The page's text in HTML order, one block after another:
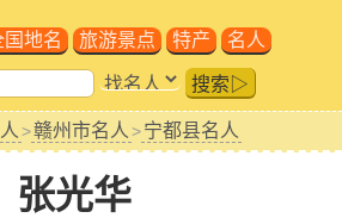
国地名 旅游景点 特产 名人
搜索▷
>赣州市名人 >宁都县名人
张光华